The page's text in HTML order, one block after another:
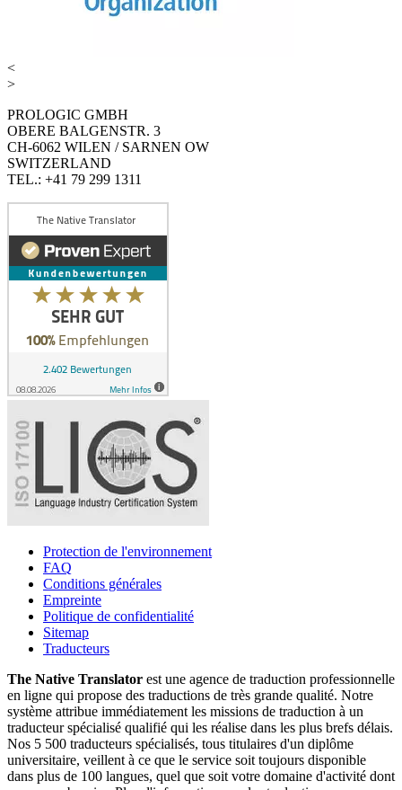
<
>
PROLOGIC GMBH
OBERE BALGENSTR. 3
CH-6062 WILEN / SARNEN OW
SWITZERLAND
TEL.: +41 79 299 1311
Protection de l'environnement
FAQ
Conditions générales
Empreinte
Politique de confidentialité
Sitemap
Traducteurs
The Native Translator est une agence de traduction professionnelle
en ligne qui propose des traductions de très grande qualité. Notre
système attribue immédiatement les missions de traduction à un
traducteur spécialisé qualifié qui les réalise dans les plus brefs délais.
Nos 5 500 traducteurs spécialisés, tous titulaires d'un diplôme
universitaire, veillent à ce que le service soit toujours disponible
dans plus de 100 langues, quel que soit votre domaine d'activité dont